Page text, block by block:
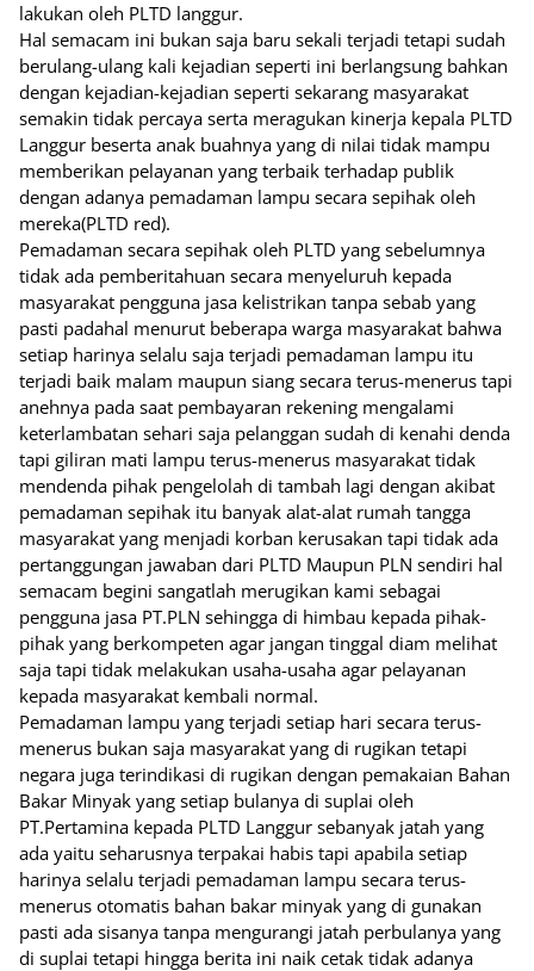
lakukan oleh PLTD langgur.
Hal semacam ini bukan saja baru sekali terjadi tetapi sudah
berulang-ulang kali kejadian seperti ini berlangsung bahkan
dengan kejadian-kejadian seperti sekarang masyarakat
semakin tidak percaya serta meragukan kinerja kepala PLTD
Langgur beserta anak buahnya yang di nilai tidak mampu
memberikan pelayanan yang terbaik terhadap publik
dengan adanya pemadaman lampu secara sepihak oleh
mereka(PLTD red).
Pemadaman secara sepihak oleh PLTD yang sebelumnya
tidak ada pemberitahuan secara menyeluruh kepada
masyarakat pengguna jasa kelistrikan tanpa sebab yang
pasti padahal menurut beberapa warga masyarakat bahwa
setiap harinya selalu saja terjadi pemadaman lampu itu
terjadi baik malam maupun siang secara terus-menerus tapi
anehnya pada saat pembayaran rekening mengalami
keterlambatan sehari saja pelanggan sudah di kenahi denda
tapi giliran mati lampu terus-menerus masyarakat tidak
mendenda pihak pengelolah di tambah lagi dengan akibat
pemadaman sepihak itu banyak alat-alat rumah tangga
masyarakat yang menjadi korban kerusakan tapi tidak ada
pertanggungan jawaban dari PLTD Maupun PLN sendiri hal
semacam begini sangatlah merugikan kami sebagai
pengguna jasa PT.PLN sehingga di himbau kepada pihak-
pihak yang berkompeten agar jangan tinggal diam melihat
saja tapi tidak melakukan usaha-usaha agar pelayanan
kepada masyarakat kembali normal.
Pemadaman lampu yang terjadi setiap hari secara terus-
menerus bukan saja masyarakat yang di rugikan tetapi
negara juga terindikasi di rugikan dengan pemakaian Bahan
Bakar Minyak yang setiap bulanya di suplai oleh
PT.Pertamina kepada PLTD Langgur sebanyak jatah yang
ada yaitu seharusnya terpakai habis tapi apabila setiap
harinya selalu terjadi pemadaman lampu secara terus-
menerus otomatis bahan bakar minyak yang di gunakan
pasti ada sisanya tanpa mengurangi jatah perbulanya yang
di suplai tetapi hingga berita ini naik cetak tidak adanya